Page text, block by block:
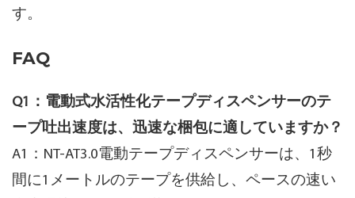
す。
FAQ
Q1：電動式水活性化テープディスペンサーのテ
ープ吐出速度は、迅速な梱包に適していますか？
A1：NT-AT3.0電動テープディスペンサーは、1秒
間に1メートルのテープを供給し、ペースの速い